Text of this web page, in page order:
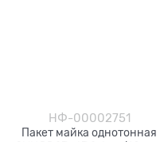
НФ-00002751
Пакет майка однотонная